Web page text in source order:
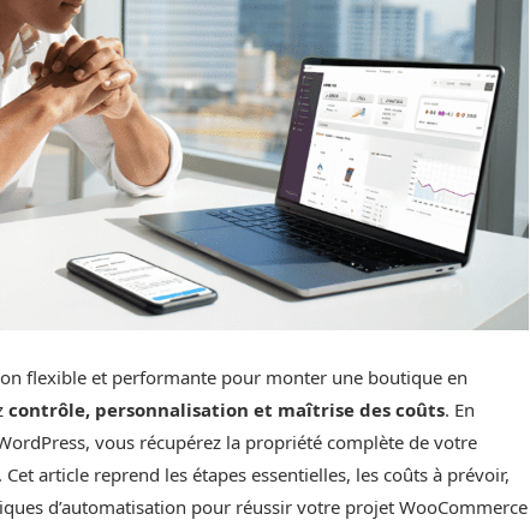
flexible et performante pour monter une boutique en
contrôle, personnalisation et maîtrise des coûts. En
vous récupérez la propriété complète de votre
article reprend les étapes essentielles, les coûts à prévoir,
d’automatisation pour réussir votre projet WooCommerce